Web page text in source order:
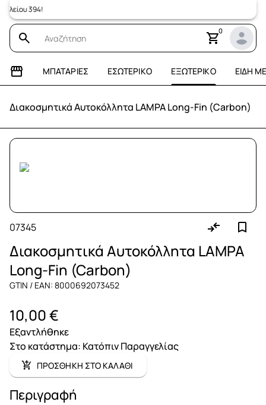
394!
0
ΜΠΑΤΑΡΊΕΣ ΕΣΩΤΕΡΙΚΌ ΕΞΩΤΕΡΙΚΌ ΕΊΔΗ
Διακοσμητικά Αυτοκόλλητα LAMPA Long-Fin (Carbon)
07345
Διακοσμητικά Αυτοκόλλητα LAMPA
Long-Fin (Carbon)
GTIN / EAN: 8000692073452
10,00 €
Εξαντλήθηκε
Στο κατάστημα: Κατόπιν Παραγγελίας
ΠΡΟΣΘΗΚΗ ΣΤΟ ΚΑΛΑΘΙ
Περιγραφή